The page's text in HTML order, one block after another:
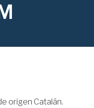
origen Catalán.